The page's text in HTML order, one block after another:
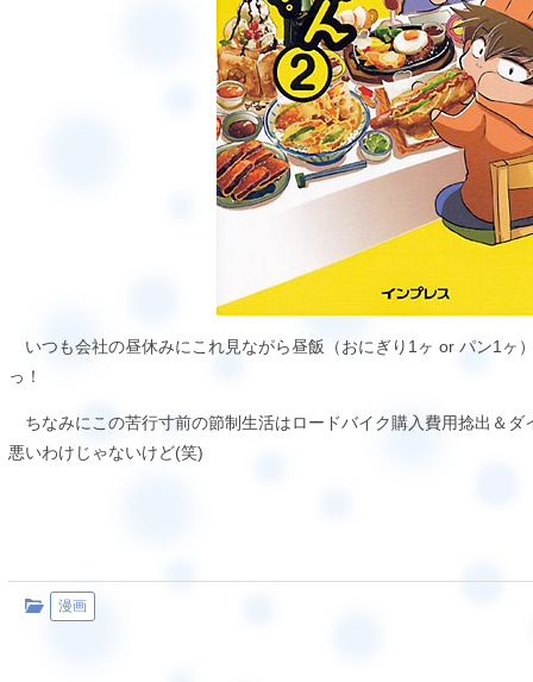
いつも会社の昼休みにこれ見ながら昼飯（おにぎり1ヶ or パン1
っ！
ちなみにこの苦行寸前の節制生活はロードバイク購入費用捻出＆ダ
悪いわけじゃないけど(笑)
漫画